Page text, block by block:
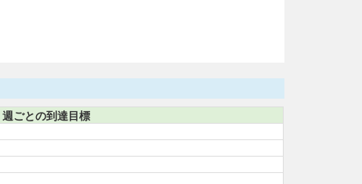
週ごとの到達目標